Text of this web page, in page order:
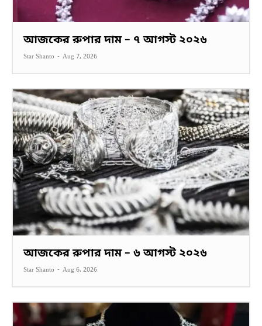
আজকের রুপার দাম – ৭ আগস্ট ২০২৬
Star Shanto - Aug 7, 2026
আজকের রুপার দাম – ৬ আগস্ট ২০২৬
Star Shanto - Aug 6, 2026